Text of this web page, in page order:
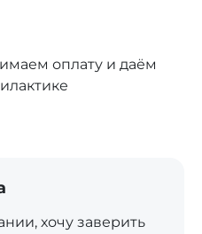
оплату и даём
хочу заверить